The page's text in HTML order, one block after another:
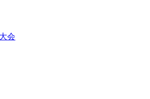
会